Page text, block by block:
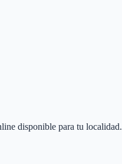
disponible para tu localidad.